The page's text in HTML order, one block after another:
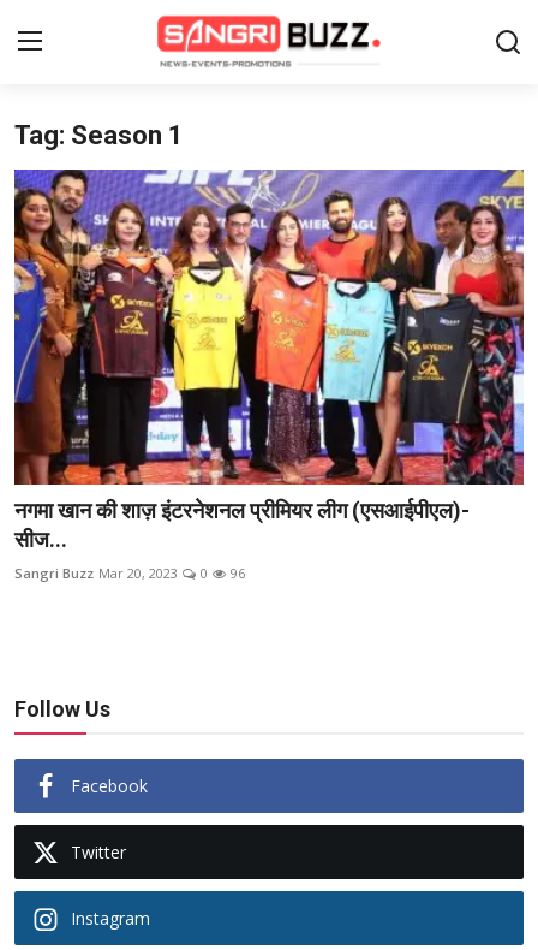
Login
Home
Contact
About Us
फैशन
लाइफस्टाइल
Tag: Season 1
नगमा खान की शाज़ इंटरनेशनल प्रीमियर लीग (एसआईपीएल)-
सीज...
Sangri Buzz Mar 20, 2023 0 96
Follow Us
Facebook
Twitter
Instagram